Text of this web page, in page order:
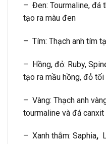
– Đen: Tourmaline, đá
tạo ra màu đen
– Tím: Thạch anh tím
– Hồng, đỏ: Ruby,
tạo ra mầu hồng, đỏ tối
– Vàng: Thạch anh
tourmaline và đá canxit
– Xanh thẫm: Saphia,